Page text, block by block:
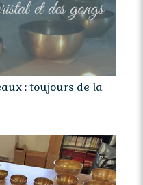
: toujours de la